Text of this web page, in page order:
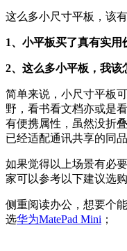
这么多小尺寸平板，该
1、小平板买了真有实用
2、这么多小平板，我该
简单来说，小尺寸平板
野，看书看文档亦或是
有便携属性，虽然没折
已经适配通讯共享的同
如果觉得以上场景有必
家可以参考以下建议
侧重阅读办公，想要个
选华为MatePad Mini ；